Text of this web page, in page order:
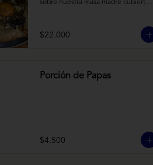
sobre nuestra masa madre cubierta
finas de trufa negra frescas y
pequeños toques de chimichurri.
$22.000
Porción de Papas
$4.500